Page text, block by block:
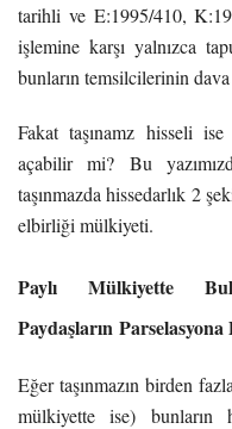
tarihli ve E:1995/410,
işlemine karşı yalnızca
bunların temsilcilerinin
Fakat taşınamz hisseli
açabilir mi? Bu
taşınmazda hissedarlık 2
elbirliği mülkiyeti.
Paylı Mülkiyette
Paydaşların
Eğer taşınmazın birden
mülkiyette ise)